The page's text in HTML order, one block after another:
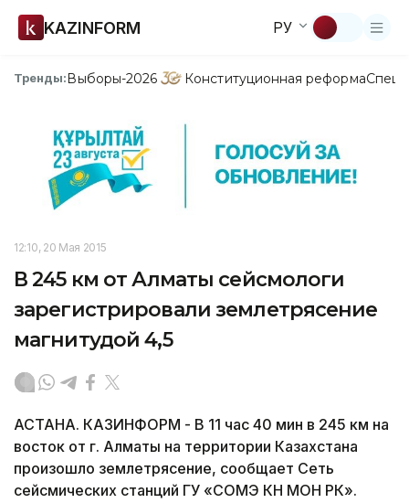
KAZINFORM РУ
Тренды:Выборы-2026 Конституционная реформа
12:10, 20 Мая 2015
В 245 км от Алматы сейсмологи
зарегистрировали землетрясение
магнитудой 4,5
АСТАНА. КАЗИНФОРМ - В 11 час 40 мин в 245 км на
восток от г. Алматы на территории Казахстана
произошло землетрясение, сообщает Сеть
сейсмических станций ГУ «СОМЭ КН МОН РК».